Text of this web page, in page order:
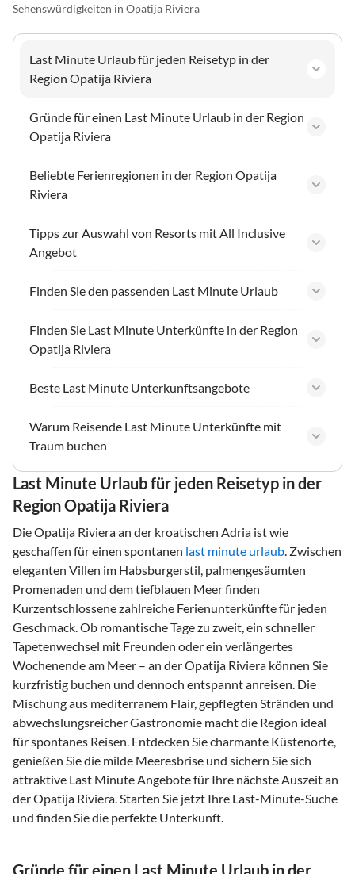
Sehenswürdigkeiten in Opatija Riviera
Last Minute Urlaub für jeden Reisetyp in der
Region Opatija Riviera
Gründe für einen Last Minute Urlaub in der Region
Opatija Riviera
Beliebte Ferienregionen in der Region Opatija
Riviera
Tipps zur Auswahl von Resorts mit All Inclusive
Angebot
Finden Sie den passenden Last Minute Urlaub
Finden Sie Last Minute Unterkünfte in der Region
Opatija Riviera
Beste Last Minute Unterkunftsangebote
Warum Reisende Last Minute Unterkünfte mit
Traum buchen
Last Minute Urlaub für jeden Reisetyp in der
Region Opatija Riviera
Die Opatija Riviera an der kroatischen Adria ist wie
geschaffen für einen spontanen last minute urlaub . Zwischen
eleganten Villen im Habsburgerstil, palmengesäumten
Promenaden und dem tiefblauen Meer finden
Kurzentschlossene zahlreiche Ferienunterkünfte für jeden
Geschmack. Ob romantische Tage zu zweit, ein schneller
Tapetenwechsel mit Freunden oder ein verlängertes
Wochenende am Meer – an der Opatija Riviera können Sie
kurzfristig buchen und dennoch entspannt anreisen. Die
Mischung aus mediterranem Flair, gepflegten Stränden und
abwechslungsreicher Gastronomie macht die Region ideal
für spontanes Reisen. Entdecken Sie charmante Küstenorte,
genießen Sie die milde Meeresbrise und sichern Sie sich
attraktive Last Minute Angebote für Ihre nächste Auszeit an
der Opatija Riviera. Starten Sie jetzt Ihre Last-Minute-Suche
und finden Sie die perfekte Unterkunft.
Gründe für einen Last Minute Urlaub in der